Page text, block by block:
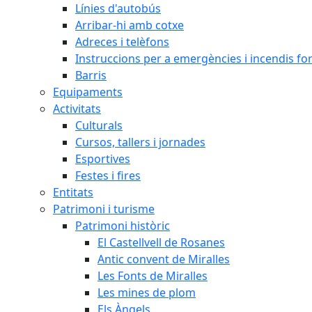
Línies d'autobús
Arribar-hi amb cotxe
Adreces i telèfons
Instruccions per a emergències i incendis
Barris
Equipaments
Activitats
Culturals
Cursos, tallers i jornades
Esportives
Festes i fires
Entitats
Patrimoni i turisme
Patrimoni històric
El Castellvell de Rosanes
Antic convent de Miralles
Les Fonts de Miralles
Les mines de plom